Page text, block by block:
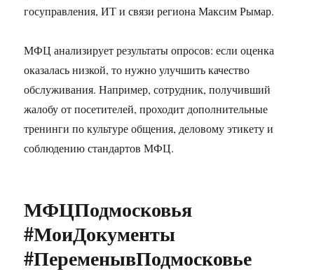
госуправления, ИТ и связи региона Максим Рымар.
МФЦ анализирует результаты опросов: если оценка
оказалась низкой, то нужно улучшить качество
обслуживания. Например, сотрудник, получивший
жалобу от посетителей, проходит дополнительные
тренинги по культуре общения, деловому этикету и
соблюдению стандартов МФЦ.
МФЦПодмосковья
#МоиДокументы
#ПеременывПодмосковье